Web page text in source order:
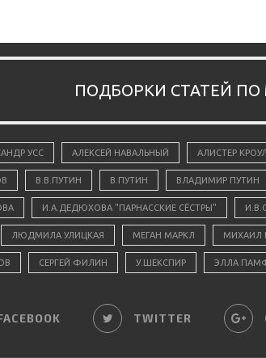
ПОДБОРКИ СТАТЕЙ ПО
УСС АЛЕКСЕЙ НАВАЛЬНЫЙ АЛИСТЕР
В.В.ПУТИН В.ПУТИН ВЛАДИМИР ПУТИН
И.А.ДЕДЮХОВА "ПАРНАССКИЕ СЁСТРЫ"
ЛЮДМИЛА УЛИЦКАЯ МЕГАН МАРКЛ МИХАИЛ
СЕРГЕЙ ФИЛИН У.ШЕКСПИР ЭЛЛА
TWITTER